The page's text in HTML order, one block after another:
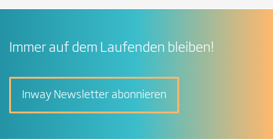
Immer auf dem Laufenden bleiben!
Inway Newsletter abonnieren